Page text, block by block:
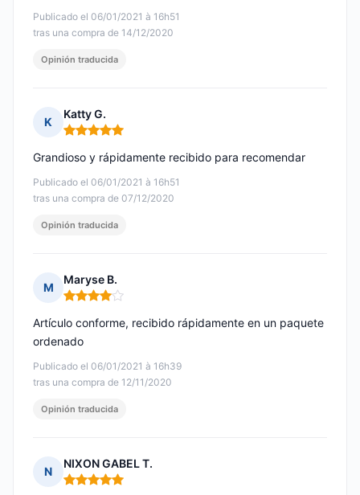
Publicado el 06/01/2021 à 16h51
tras una compra de 14/12/2020
Opinión traducida
K
Katty G.
Nota: 5 de 5
Publicado el 06/01/2021 à 16h51
tras una compra de 07/12/2020
Grandioso y rápidamente recibido para recomendar
Opinión traducida
M
Maryse B.
Nota: 4 de 5
Publicado el 06/01/2021 à 16h39
tras una compra de 12/11/2020
Artículo conforme, recibido rápidamente en un paquete
ordenado
Opinión traducida
N
NIXON GABEL T.
Nota: 5 de 5